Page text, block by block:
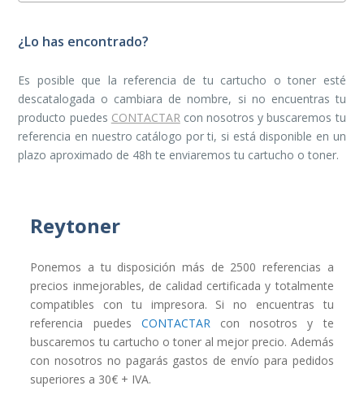
¿Lo has encontrado?
Es posible que la referencia de tu cartucho o toner esté
descatalogada o cambiara de nombre, si no encuentras tu
producto puedes CONTACTARcon nosotros y buscaremos tu
referencia en nuestro catálogo por ti, si está disponible en un
plazo aproximado de 48h te enviaremos tu cartucho o toner.
Reytoner
Ponemos a tu disposición más de 2500 referencias a
precios inmejorables, de calidad certificada y totalmente
compatibles con tu impresora. Si no encuentras tu
referencia puedes CONTACTARcon nosotros y te
buscaremos tu cartucho o toner al mejor precio. Además
con nosotros no pagarás gastos de envío para pedidos
superiores a 30€ + IVA.